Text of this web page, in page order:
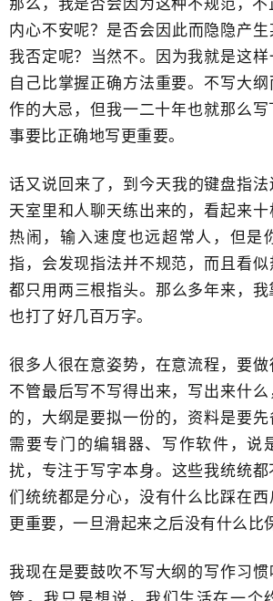
那么，我是否会因为这种不规范，
内心不安呢？是否​会因此而隐隐产
我否定呢？​当然不。因为我就是这
自己比掌握正确方法重要。不写大
作的大忌，但我一二十年​也就那么
事要比正确地写更重要。
话又说回来了，到今天我的键盘指
天室里和人聊天练出来的，看起来
热闹，输入速度也远超常人，但是
指，会发现指法并不规范，而且看
都只用​两三根指头。那么多年来，
也打了好几百万字。
很多人很在意姿势，在意流程，​要做
不管最后写不写得出来，写出来什
的，大纲是要拟一份的，资料是要
需要专门的编辑器、写作软件，说
扰，专注于写字​本身。这些我统统
们统统都是分心，没有什么比踩在
更重要，一旦滑起来之后没有什么比
我现在是要鼓吹不写大纲的​写作习